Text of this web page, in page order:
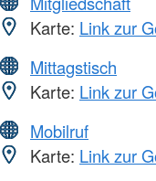
Karte: Link zur
Mittagstisch
Karte: Link zur
Mobilruf
Karte: Link zur